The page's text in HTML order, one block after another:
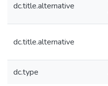
dc.title.alternative
dc.title.alternative
dc.type